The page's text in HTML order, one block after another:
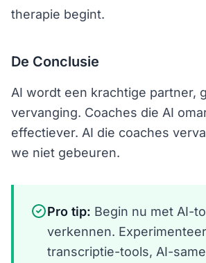
therapie begint.
De Conclusie
AI wordt een krachtige partner,
vervanging. Coaches die AI
effectiever. AI die coaches
we niet gebeuren.
Pro tip: Begin nu met AI-
verkennen.
transcriptie-tools, AI-